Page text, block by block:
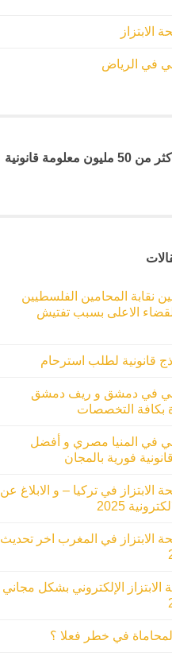
الابتزاز
في الرياض
قانونية
نقابة المحامين الفلسطيين
الاعلى بسبب تفتيش
قانونية لطلب استرحام
في دمشق و ريف دمشق
بكافة التخصصات
في المنيا مصري و أفضل
فورية بالمجان
الابتزاز في تركيا – و الابلاغ عن
2025
الابتزاز في المغرب اخر تحديث
الإلكتروني بشكل مجاني
في خطر فعلا ؟